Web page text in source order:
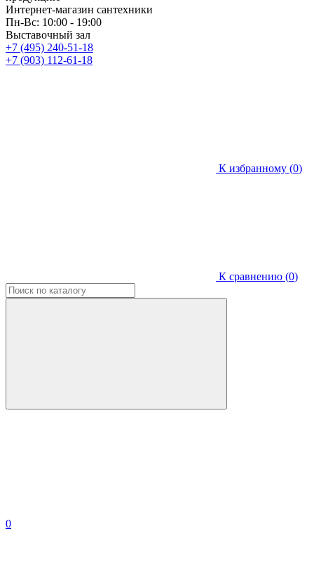
Интернет-магазин сантехники
Пн-Вс: 10:00 - 19:00
Выставочный зал
+7 (495) 240-51-18
+7 (903) 112-61-18
К избранному (0)
К сравнению (0)
0